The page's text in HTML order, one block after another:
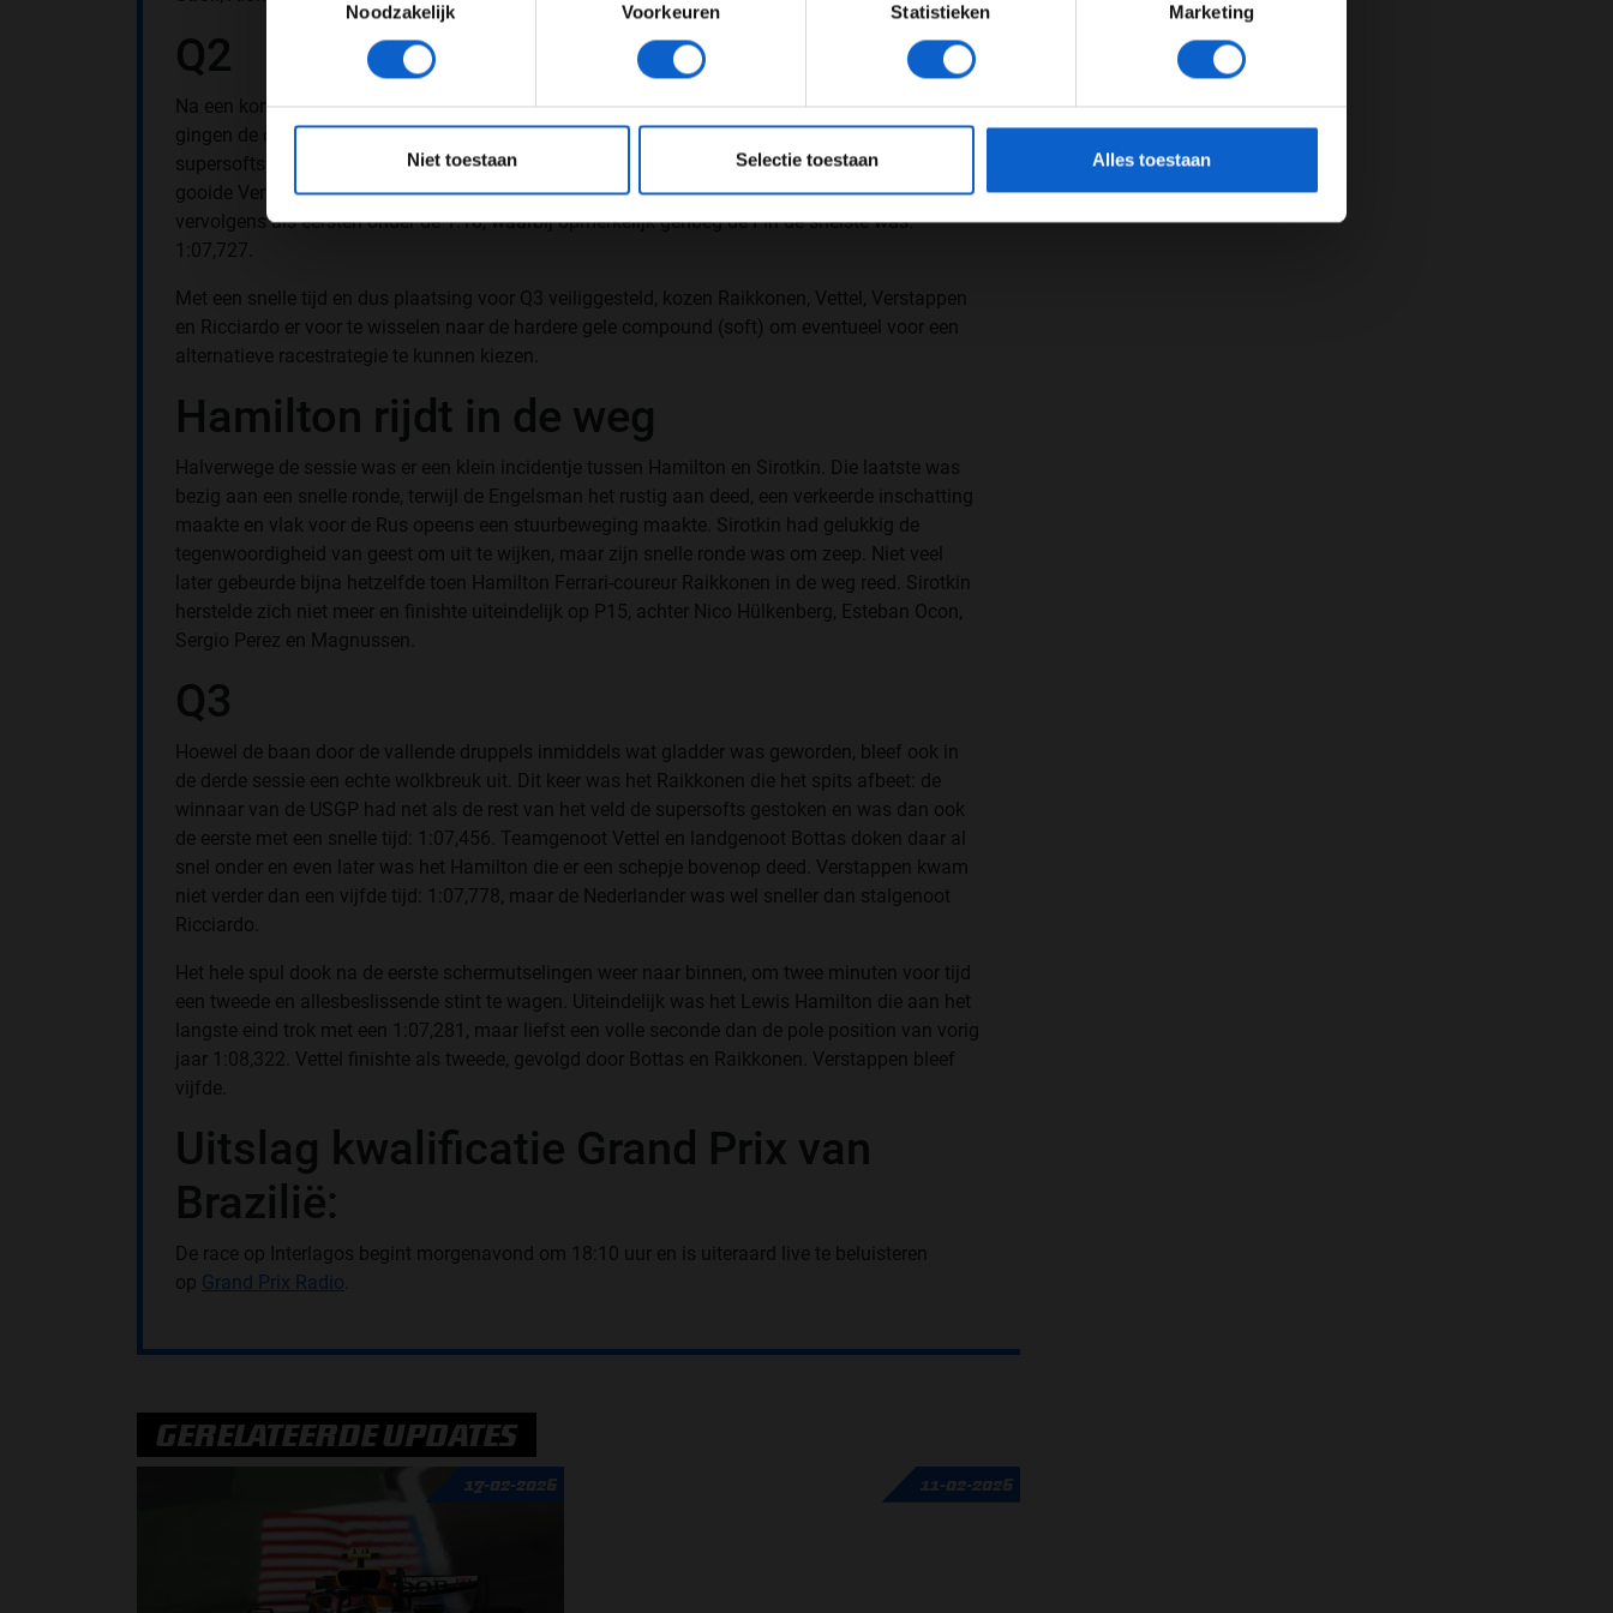
Noodzakelijk
Voorkeuren Statistieken Marketing
Niet toestaan Selectie toestaan Alles toestaan
Q2
Na een korte pauze was het dringen bij de pituitgang: de regen zette nog niet door en dus
gingen de overgebleven vijftien coureurs opnieuw direct naar buiten, allen op de rode
supersofts. Het was wederom Leclerc die de eerste tijd neerzette: 1:08,579, maar opnieuw
gooide Verstappen roet in het eten, dit keer met een 1:08,017. Hamilton en Bottas doken
vervolgens als eersten onder de 1:18, waarbij opmerkelijk genoeg de Fin de snelste was:
1:07,727.
Met een snelle tijd en dus plaatsing voor Q3 veiliggesteld, kozen Raikkonen, Vettel, Verstappen
en Ricciardo er voor te wisselen naar de hardere gele compound (soft) om eventueel voor een
alternatieve racestrategie te kunnen kiezen.
Hamilton rijdt in de weg
Halverwege de sessie was er een klein incidentje tussen Hamilton en Sirotkin. Die laatste was
bezig aan een snelle ronde, terwijl de Engelsman het rustig aan deed, een verkeerde inschatting
maakte en vlak voor de Rus opeens een stuurbeweging maakte. Sirotkin had gelukkig de
tegenwoordigheid van geest om uit te wijken, maar zijn snelle ronde was om zeep. Niet veel
later gebeurde bijna hetzelfde toen Hamilton Ferrari-coureur Raikkonen in de weg reed. Sirotkin
herstelde zich niet meer en finishte uiteindelijk op P15, achter Nico Hülkenberg, Esteban Ocon,
Sergio Perez en Magnussen.
Q3
Hoewel de baan door de vallende druppels inmiddels wat gladder was geworden, bleef ook in
de derde sessie een echte wolkbreuk uit. Dit keer was het Raikkonen die het spits afbeet: de
winnaar van de USGP had net als de rest van het veld de supersofts gestoken en was dan ook
de eerste met een snelle tijd: 1:07,456. Teamgenoot Vettel en landgenoot Bottas doken daar al
snel onder en even later was het Hamilton die er een schepje bovenop deed. Verstappen kwam
niet verder dan een vijfde tijd: 1:07,778, maar de Nederlander was wel sneller dan stalgenoot
Ricciardo.
Het hele spul dook na de eerste schermutselingen weer naar binnen, om twee minuten voor tijd
een tweede en allesbeslissende stint te wagen. Uiteindelijk was het Lewis Hamilton die aan het
langste eind trok met een 1:07,281, maar liefst een volle seconde dan de pole position van vorig
jaar 1:08,322. Vettel finishte als tweede, gevolgd door Bottas en Raikkonen. Verstappen bleef
vijfde.
Uitslag kwalificatie Grand Prix van
Brazilië:
De race op Interlagos begint morgenavond om 18:10 uur en is uiteraard live te beluisteren
op Grand Prix Radio
GERELATEERDE UPDATES
17-02-2026 11-02-2026
JONGER DAN 24 24 JAAR OF OUDER
*Raadpleeg onsprivacybeleidvoor meer informatie over gegevensgebruik en -bescherming.